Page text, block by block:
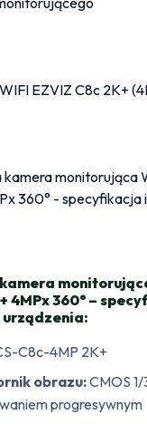
4MPx 360° –
C8c-4MP 2K+
obrazu:CMOS
progresywnym